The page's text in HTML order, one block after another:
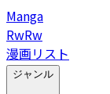
Manga
RwRw
漫画リスト
ジャンル